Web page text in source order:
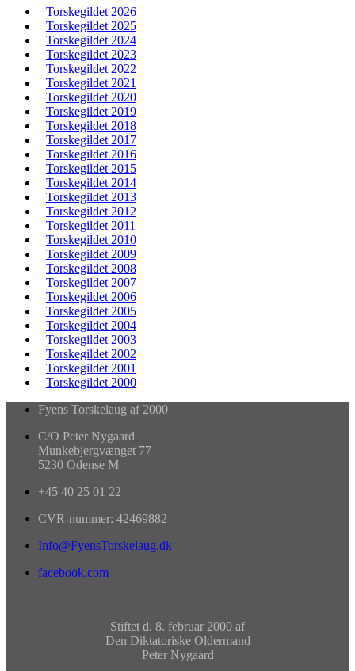
Torskegildet 2026
Torskegildet 2025
Torskegildet 2024
Torskegildet 2023
Torskegildet 2022
Torskegildet 2021
Torskegildet 2020
Torskegildet 2019
Torskegildet 2018
Torskegildet 2017
Torskegildet 2016
Torskegildet 2015
Torskegildet 2014
Torskegildet 2013
Torskegildet 2012
Torskegildet 2011
Torskegildet 2010
Torskegildet 2009
Torskegildet 2008
Torskegildet 2007
Torskegildet 2006
Torskegildet 2005
Torskegildet 2004
Torskegildet 2003
Torskegildet 2002
Torskegildet 2001
Torskegildet 2000
Fyens Torskelaug af 2000
C/O Peter Nygaard
Munkebjergvænget 77
5230 Odense M
+45 40 25 01 22
CVR-nummer: 42469882
Info@FyensTorskelaug.dk
facebook.com
Stiftet d. 8. februar 2000 af
Den Diktatoriske Oldermand
Peter Nygaard